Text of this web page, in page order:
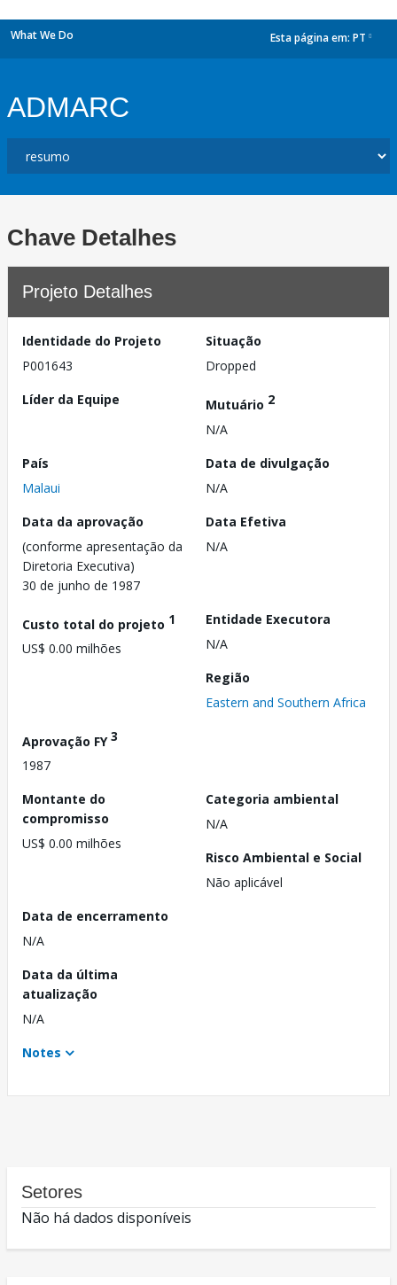
What We Do Esta página em: PT
ADMARC
Chave Detalhes
Projeto Detalhes
Identidade do Projeto
P001643
Situação
Dropped
Líder da Equipe
Mutuário 2
N/A
País
Malaui
Data de divulgação
N/A
Data da aprovação
(conforme apresentação da
Diretoria Executiva)
30 de junho de 1987
Data Efetiva
N/A
Custo total do projeto 1
US$ 0.00 milhões
Entidade Executora
N/A
Região
Eastern and Southern Africa
Aprovação FY3
1987
Montante do
compromisso
US$ 0.00 milhões
Categoria ambiental
N/A
Risco Ambiental e Social
Não aplicável
Data de encerramento
N/A
Data da última
atualização
N/A
Notes
Setores
Não há dados disponíveis